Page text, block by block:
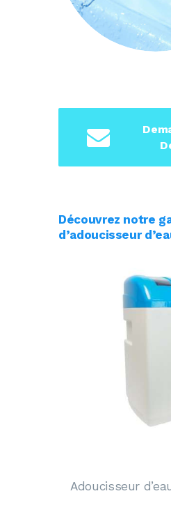
Découvrez notre
d’adoucisseur
Adoucisseur